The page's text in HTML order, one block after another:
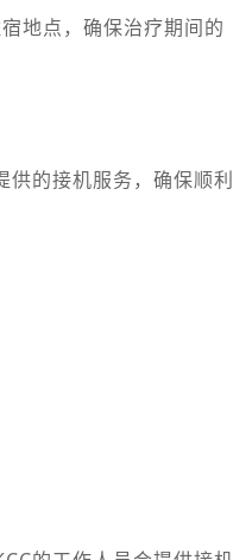
点，确保治疗期间的
的接机服务，确保顺利